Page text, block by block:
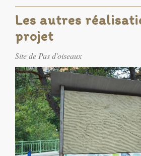
Les autres
projet
Site de Pas d'oiseaux